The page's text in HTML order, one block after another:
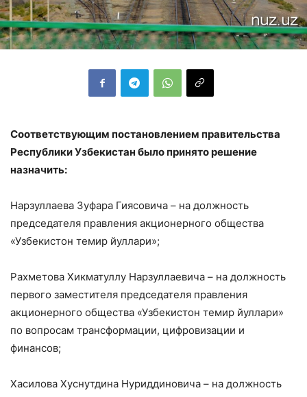
Соответствующим постановлением правительства
Республики Узбекистан было принято решение
назначить:
Нарзуллаева Зуфара Гиясовича – на должность
председателя правления акционерного общества
«Узбекистон темир йуллари»;
Рахметова Хикматуллу Нарзуллаевича – на должность
первого заместителя председателя правления
акционерного общества «Узбекистон темир йуллари»
по вопросам трансформации, цифровизации и
финансов;
Хасилова Хуснутдина Нуриддиновича – на должность